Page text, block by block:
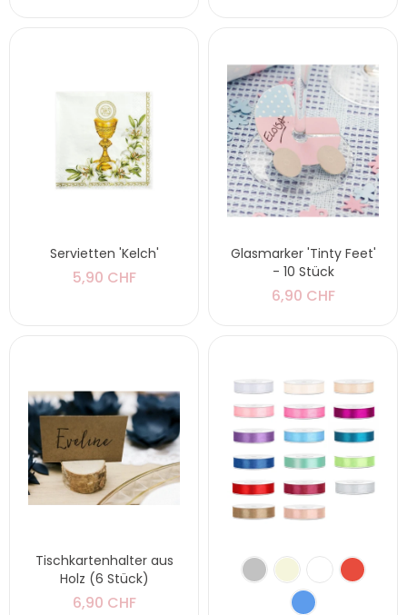
Servietten 'Kelch'
5,90 CHF
Glasmarker 'Tinty Feet'
- 10 Stück
6,90 CHF
Tischkartenhalter aus
Holz (6 Stück)
6,90 CHF